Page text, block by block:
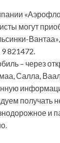
могут
821472.
– через
Салла,
получать
и